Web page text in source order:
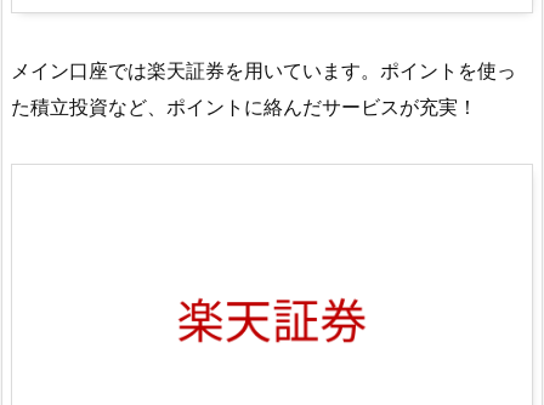
メイン口座では楽天証券を用いています。ポイントを使っ
た積立投資など、ポイントに絡んだサービスが充実！